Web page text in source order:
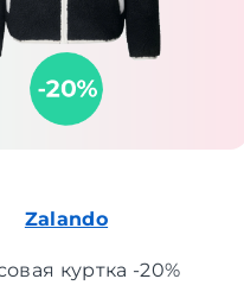
Zalando
куртка -20%